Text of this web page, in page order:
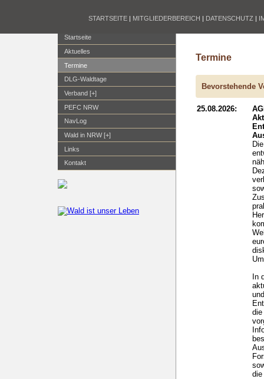
STARTSEITE | MITGLIEDERBEREICH | DATENSCHUTZ |
Startseite
Aktuelles
Termine
DLG-Waldtage
Verband [+]
PEFC NRW
NavLog
Wald in NRW [+]
Links
Kontakt
Termine
Bevorstehende
25.08.2026:
In
die